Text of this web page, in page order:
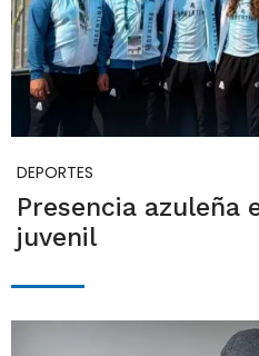
DEPORTES
Presencia azuleña
juvenil